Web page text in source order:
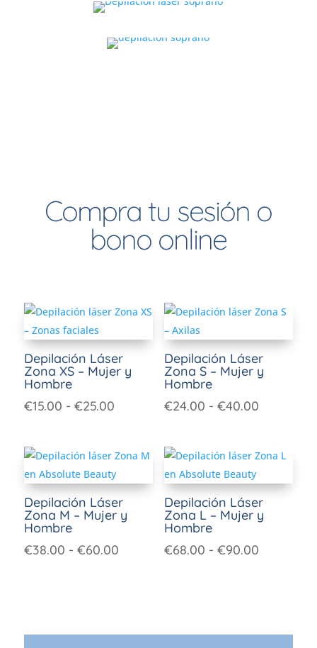
Compra tu sesión o
bono online
Depilación Láser
Zona XS – Mujer y
Hombre
€15.00 - €25.00
Depilación Láser
Zona S – Mujer y
Hombre
€24.00 - €40.00
Depilación Láser
Zona M – Mujer y
Hombre
€38.00 - €60.00
Depilación Láser
Zona L – Mujer y
Hombre
€68.00 - €90.00